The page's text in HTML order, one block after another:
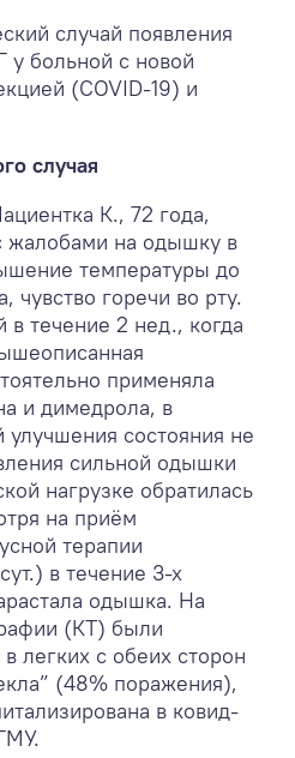
случай появления
у больной с новой
(COVID-19) и
случая
К., 72 года,
жалобами на одышку в
температуры до
чувство горечи во рту.
в течение 2 нед., когда
применяла
и димедрола, в
состояния не
сильной одышки
нагрузке обратилась
на приём
терапии
в течение 3-х
одышка. На
(КТ) были
легких с обеих сторон
(48% поражения),
в ковид-